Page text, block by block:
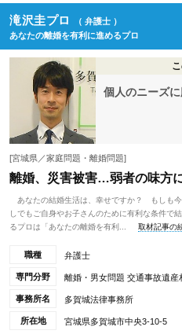
滝沢圭プロ
（ 弁護士 ）
あなたの離婚を有利に進めるプロ
個人のニーズ
[宮城県／家庭問題・離婚問題]
離婚、災害被害…弱者の味方
あなたの結婚生活は、幸せですか？ もしも
しでもご自身やお子さんのために有利な条件で
るプロは「あなたの離婚を有利...
取材記事の
職種 弁護士
専門分野 離婚・男女問題 交通事故遺
事務所名 多賀城法律事務所
所在地 宮城県多賀城市中央3-10-5